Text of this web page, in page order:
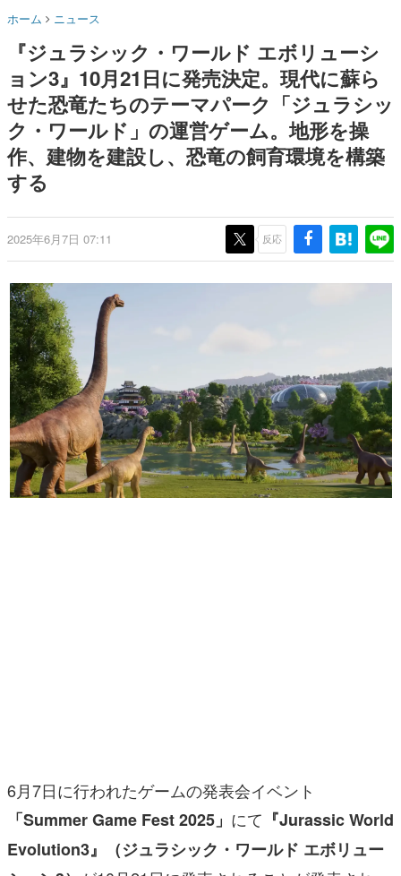
名作ゲームクリエイターの方々に製作時のエピソードをお
きます。
赫本
この物語を解いてはいけない。『赫本』は、〈試験問題〉
の形をした短編ホラー小説集です。
新世代に訊く
これからのデジタルゲーム市場を担う若きクリエイター達
ゲーム世代の作家たち
ゲームに多大な影響を受けた作家さんに取材し、ゲームが
日本のコンテンツ産業やカルチャーに与えた影響を探る企
画です。
日本モバイルゲーム産業史
日本のモバイルゲーム史における主要なトピック・タイト
ルを網羅するほか、開発者へのインタビューや識者による
解説を掲載。約20年の歴史が一望できる決定版！
若ゲのいたり〜ゲームクリエイターの青春〜
『うつヌケ』『ペンと箸』等で知られるマンガ家・田中圭
一先生によるゲーム業界レポートマンガです。
なんでゲームは面白い？
ゲーム開発者・hamatsu氏がゲームの魅力を画面や操作の
具体的な形から解き明かしていく、硬派で骨太な評論連載
です。
その他
電ファミニコゲーマーとは？
運営：株式会社マレ
様子を切り取った新グッズが展
の浜口直樹氏が登壇する予定
ホーム ニュース
『ジュラシック・ワールド エボリューシ
ョン3』10月21日に発売決定。現代に蘇ら
せた恐竜たちのテーマパーク「ジュラシッ
ク・ワールド」の運営ゲーム。地形を操
作、建物を建設し、恐竜の飼育環境を構築
する
2025年6月7日 07:11 反応
6月7日に行われたゲームの発表会イベント
「Summer Game Fest 2025」 にて 『Jurassic World
Evolution3』（ジュラシック・ワールド エボリュー